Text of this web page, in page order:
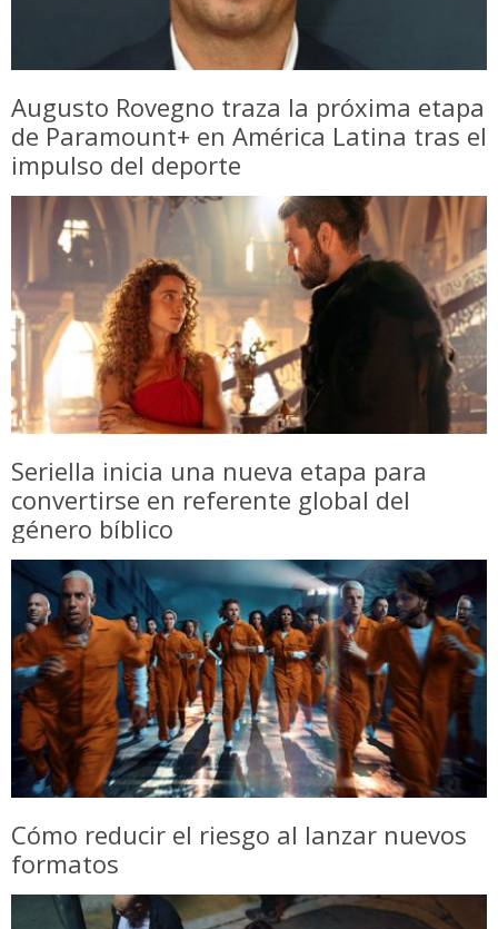
Augusto Rovegno traza la próxima etapa
de Paramount+ en América Latina tras el
impulso del deporte
Seriella inicia una nueva etapa para
convertirse en referente global del
género bíblico
Cómo reducir el riesgo al lanzar nuevos
formatos